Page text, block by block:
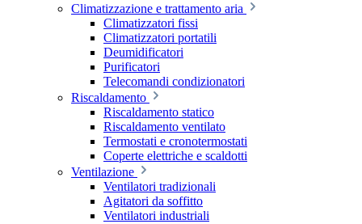
Climatizzazione e trattamento aria
Climatizzatori fissi
Climatizzatori portatili
Deumidificatori
Purificatori
Telecomandi condizionatori
Riscaldamento
Riscaldamento statico
Riscaldamento ventilato
Termostati e cronotermostati
Coperte elettriche e scaldotti
Ventilazione
Ventilatori tradizionali
Agitatori da soffitto
Ventilatori industriali